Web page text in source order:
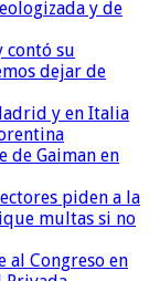
y de
contó su
dejar de
y en Italia
de Gaiman en
piden a la
multas si no
al Congreso en